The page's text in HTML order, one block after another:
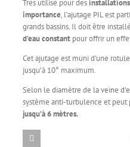
Très utilisé pour des
importance, l’ajutage PIL est
grands bassins. Il doit être
d’eau constant pour offrir un
Cet ajutage est muni d’une
jusqu’à 10° maximum.
Selon le diamètre de la veine
système anti-turbulence et peut
jusqu’à 6 mètres.